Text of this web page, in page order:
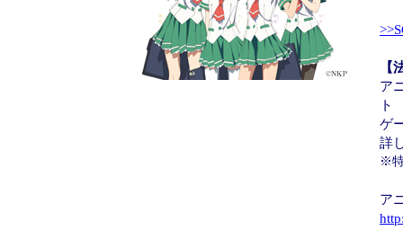
【
ア
ト
ゲ
詳
※
ア